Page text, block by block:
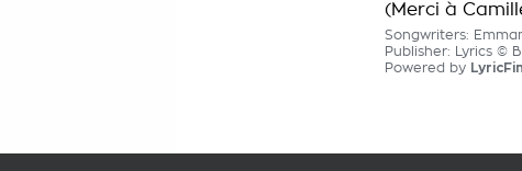
(Merci à
Songwriters:
Publisher: Lyrics ©
Powered by